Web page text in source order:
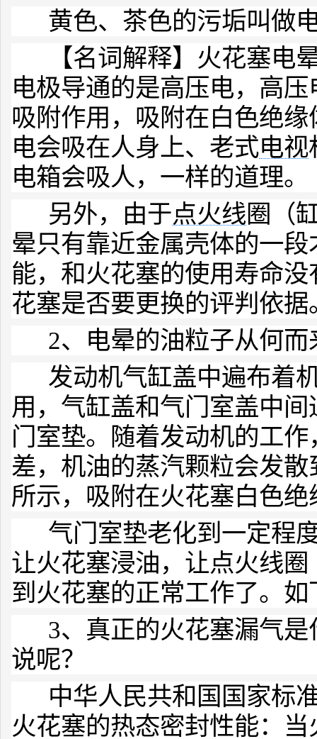
黄色、茶色的污垢叫做
【名词解释】火花塞电
电极导通的是高压电，高
吸附作用，吸附在白色绝
电会吸在人身上、老式电视
电箱会吸人，一样的道理。
另外，由于点火线圈（
晕只有靠近金属壳体的一
能，和火花塞的使用寿命
花塞是否要更换的评判依据
2、电晕的油粒子从何而
发动机气缸盖中遍布着
用，气缸盖和气门室盖中
门室垫。随着发动机的工
差，机油的蒸汽颗粒会发
所示，吸附在火花塞白色
气门室垫老化到一定程
让火花塞浸油，让点火线
到火花塞的正常工作了。如
3、真正的火花塞漏气是
说呢？
中华人民共和国国家标
火花塞的热态密封性能：